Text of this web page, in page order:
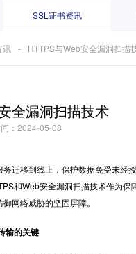
SSL证书资讯
讯 HTTPS与Web安全漏洞扫描
全漏洞扫描技术
：2024-05-08
迁移到线上，保护数据免受未经
和Web安全漏洞扫描技术作为保
网络威胁的坚固屏障。
输的关键